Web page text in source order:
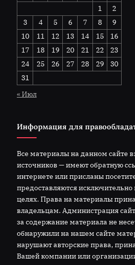
1
2
3
4 5 6 7 8
9
10
11 12 13 14 15
16
17
18 19 20 21 22
23
24
25 26 27 28 29
30
31
« Июл
Информация для
Все материалы на данном сайте
источников — имеют обратную
интернете или присланы
предоставляются
целях. Права на материалы
владельцам. Администрация
за содержание материала не
обнаружили на нашем сайте
нарушают авторские права,
Вашей компании или